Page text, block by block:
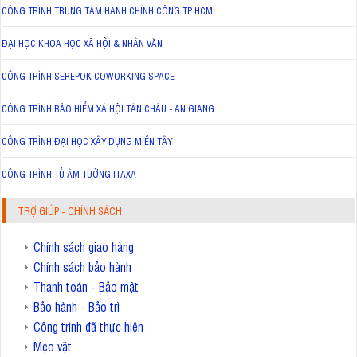
CÔNG TRÌNH TRUNG TÂM HÀNH CHÍNH CÔNG TP.HCM
ĐẠI HỌC KHOA HỌC XÃ HỘI & NHÂN VĂN
CÔNG TRÌNH SEREPOK COWORKING SPACE
CÔNG TRÌNH BẢO HIỂM XÃ HỘI TÂN CHÂU - AN GIANG
CÔNG TRÌNH ĐẠI HỌC XÂY DỰNG MIỀN TÂY
CÔNG TRÌNH TỦ ÂM TƯỜNG ITAXA
TRỢ GIÚP - CHÍNH SÁCH
Chính sách giao hàng
Chính sách bảo hành
Thanh toán - Bảo mật
Bảo hành - Bảo trì
Công trình đã thực hiện
Mẹo vặt